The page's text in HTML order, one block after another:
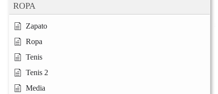
ROPA
Zapato
Ropa
Tenis
Tenis 2
Media